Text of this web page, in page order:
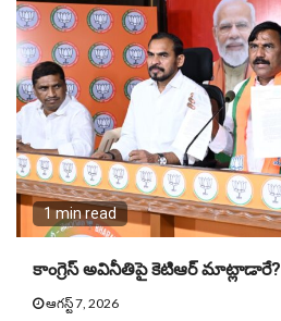
1 min read
కాంగ్రెస్ అవినీతిపై కెటిఆర్ మాట్లాడారే?
ఆగస్ట్ 7, 2026